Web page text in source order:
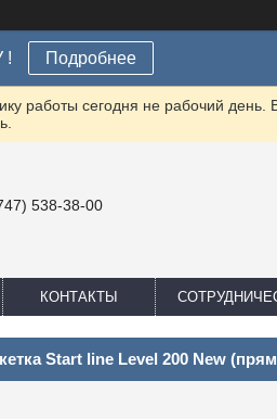
! Подробнее
работы сегодня не рабочий
538-38-00
КОНТАКТЫ
Start line Level 200 New